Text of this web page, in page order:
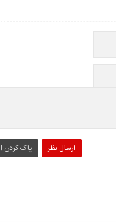
ارسال نظر پاک کردن !